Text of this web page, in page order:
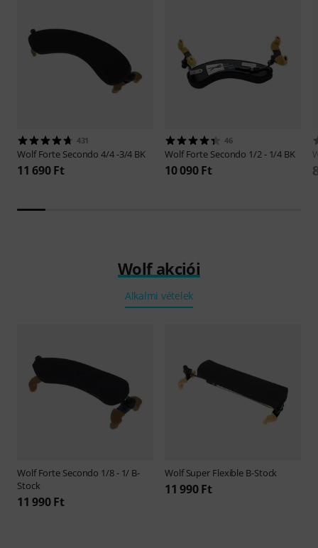
431
WolfForte Secondo 4/4 -3/4 BK
11 690 Ft
46
WolfForte Secondo 1/2 - 1/4 BK
10 090 Ft
Wolf akciói
Alkalmi vételek
WolfForte Secondo 1/8 - 1/ B-
Stock
11 990 Ft
WolfSuper Flexible B-Stock
11 990 Ft